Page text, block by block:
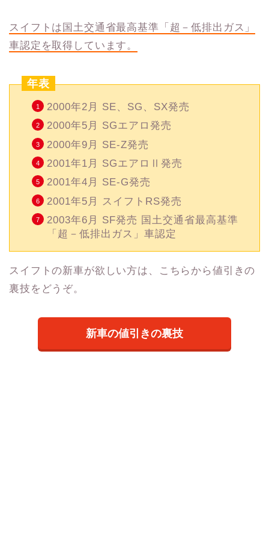
スイフトは国土交通省最高基準「超－低排出ガス」
車認定を取得しています。
年表
2000年2月 SE、SG、SX発売
2000年5月 SGエアロ発売
2000年9月 SE-Z発売
2001年1月 SGエアロⅡ発売
2001年4月 SE-G発売
2001年5月 スイフトRS発売
2003年6月 SF発売 国土交通省最高基準
「超－低排出ガス」車認定
スイフトの新車が欲しい方は、こちらから値引きの
裏技をどうぞ。
新車の値引きの裏技